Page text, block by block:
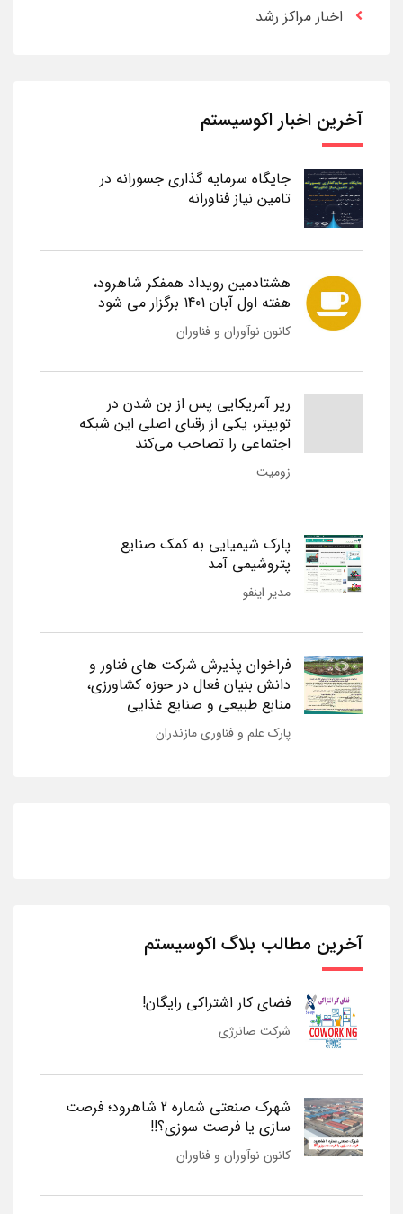
اخبار مراکز رشد
آخرین اخبار اکوسیستم
جایگاه سرمایه گذاری جسورانه در
تامین نیاز فناورانه
هشتادمین رویداد همفکر شاهرود،
هفته اول آبان 1401 برگزار می شود
کانون نوآوران و فناوران
رپر آمریکایی پس از بن شدن در
توییتر، یکی از رقبای اصلی این شبکه
اجتماعی را تصاحب می‌کند
زومیت
پارک شیمیایی به کمک صنایع
پتروشیمی آمد
مدیر اینفو
فراخوان پذیرش شرکت های فناور و
دانش بنیان فعال در حوزه کشاورزی،
منابع طبیعی و صنایع غذایی
پارک علم و فناوری مازندران
آخرین مطالب بلاگ اکوسیستم
فضای کار اشتراکی رایگان!
شرکت صانرژی
شهرک صنعتی شماره 2 شاهرود؛ فرصت
سازی یا فرصت سوزی؟!!
کانون نوآوران و فناوران